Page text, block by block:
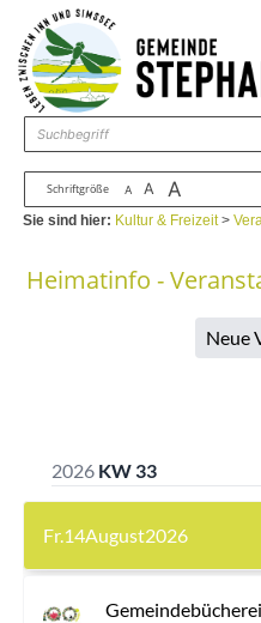
Zum Inhalt ,zur Navigation
Schriftgröße A A A
Sie sind hier: Kultur & Freizeit>
Heimatinfo -